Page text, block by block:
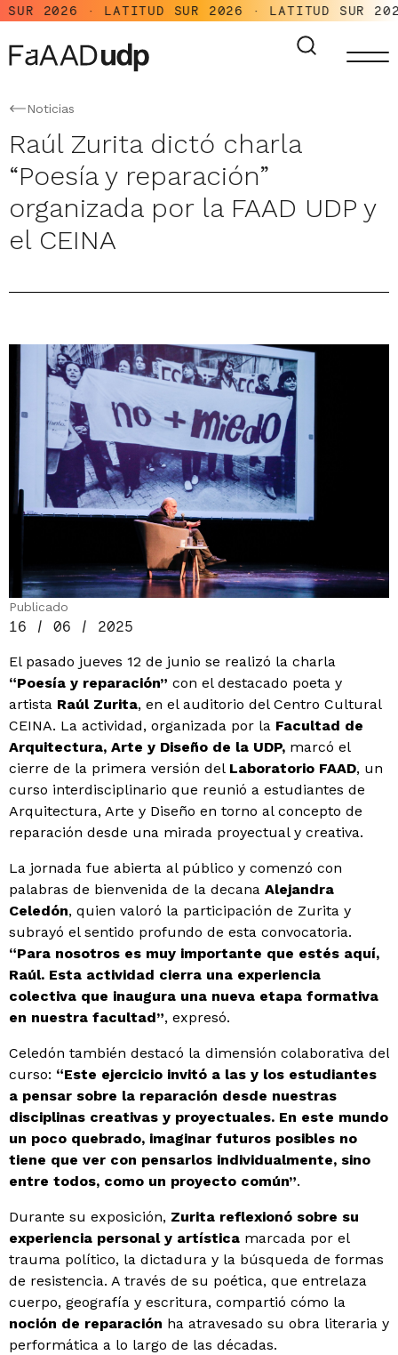
2026 · LATITUD SUR 2026 · LATITUD SUR
Noticias
Raúl Zurita dictó charla
“Poesía y reparación”
organizada por la FAAD UDP y
el CEINA
Publicado
16 / 06 / 2025
El pasado jueves 12 de junio se realizó la charla
“Poesía y reparación” con el destacado poeta y
artista Raúl Zurita, en el auditorio del Centro Cultural
CEINA. La actividad, organizada por la Facultad de
Arquitectura, Arte y Diseño de la UDP, marcó el
cierre de la primera versión del Laboratorio FAAD, un
curso interdisciplinario que reunió a estudiantes de
Arquitectura, Arte y Diseño en torno al concepto de
reparación desde una mirada proyectual y creativa.
La jornada fue abierta al público y comenzó con
palabras de bienvenida de la decana Alejandra
Celedón, quien valoró la participación de Zurita y
subrayó el sentido profundo de esta convocatoria.
“Para nosotros es muy importante que estés aquí,
Raúl. Esta actividad cierra una experiencia
colectiva que inaugura una nueva etapa formativa
en nuestra facultad”, expresó.
Celedón también destacó la dimensión colaborativa del
curso: “Este ejercicio invitó a las y los estudiantes
a pensar sobre la reparación desde nuestras
disciplinas creativas y proyectuales. En este mundo
un poco quebrado, imaginar futuros posibles no
tiene que ver con pensarlos individualmente, sino
entre todos, como un proyecto común”.
Durante su exposición, Zurita reflexionó sobre su
experiencia personal y artística marcada por el
trauma político, la dictadura y la búsqueda de formas
de resistencia. A través de su poética, que entrelaza
cuerpo, geografía y escritura, compartió cómo la
noción de reparación ha atravesado su obra literaria y
performática a lo largo de las décadas.